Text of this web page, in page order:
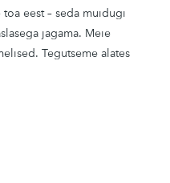
toa eest – seda muidugi
jagama. Meie
Tegutseme alates